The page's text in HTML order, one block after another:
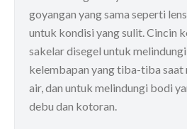
goyangan yang sama seperti
untuk kondisi yang sulit. Cincin
sakelar disegel untuk
kelembapan yang tiba-tiba
air, dan untuk melindungi bodi
debu dan kotoran.